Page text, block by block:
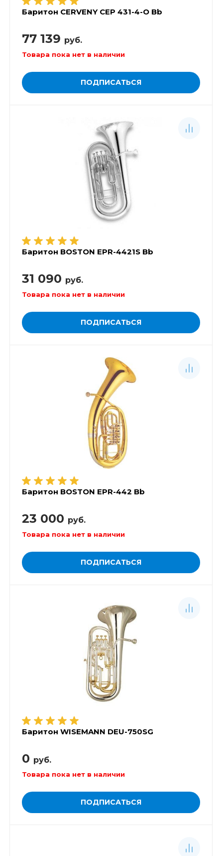
Баритон CERVENY CEP 431-4-O Bb
77 139 руб.
Товара пока нет в наличии
ПОДПИСАТЬСЯ
Баритон BOSTON EPR-4421S Bb
31 090 руб.
Товара пока нет в наличии
ПОДПИСАТЬСЯ
Баритон BOSTON EPR-442 Bb
23 000 руб.
Товара пока нет в наличии
ПОДПИСАТЬСЯ
Баритон WISEMANN DEU-750SG
0 руб.
Товара пока нет в наличии
ПОДПИСАТЬСЯ